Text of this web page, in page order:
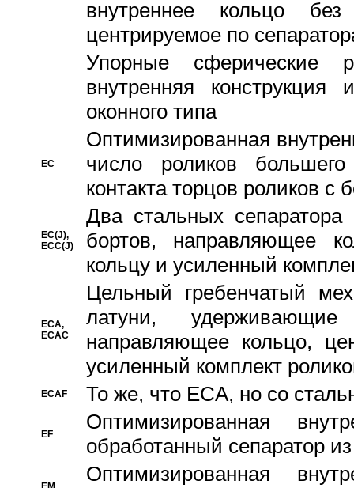
внутреннее кольцо
центрируемое по
Упорные сферические
внутренняя
оконного типа
EC
Oптимизированная
число роликов
контакта торцов роликов с
EC(J),
ECC(J)
Два стальных сепаратора
бортов, направляющее
кольцу и усиленный
ECA,
ECAC
Цельный гребенчатый
латуни,
направляющее кольцо,
усиленный комплект
ECAF То же, что ECA, но со
EF
Оптимизированная
обработанный сепаратор
Оптимизированная